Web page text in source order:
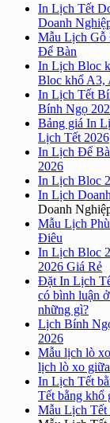
In Lịch Tết
Doanh
Mẫu Lịch Gỗ
Để Bàn
In Lịch Bloc
Bloc khổ A3,
In Lịch Tết
Bính Ngọ
Bảng giá In
Lịch Tết 2026
In Lịch Để
2026
In Lịch Bloc
In Lịch
Doanh
Mẫu Lịch
Điêu
In Lịch Bloc
2026 Giá Rẻ
Đặt In Lịch
có bình luận
những gì?
Lịch Bính
2026
Mẫu lịch lò
lịch lò xo
In Lịch Tết
Tết bằng khổ
Mẫu Lịch Tết